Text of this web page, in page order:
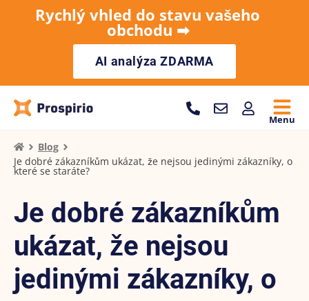
Rychlý vhled do stavu vašeho
obchodu ➡︎
AI analýza ZDARMA
Menu
Blog
Je dobré zákazníkům ukázat, že nejsou jedinými zákazníky, o
které se staráte?
Je dobré zákazníkům
ukázat, že nejsou
jedinými zákazníky, o